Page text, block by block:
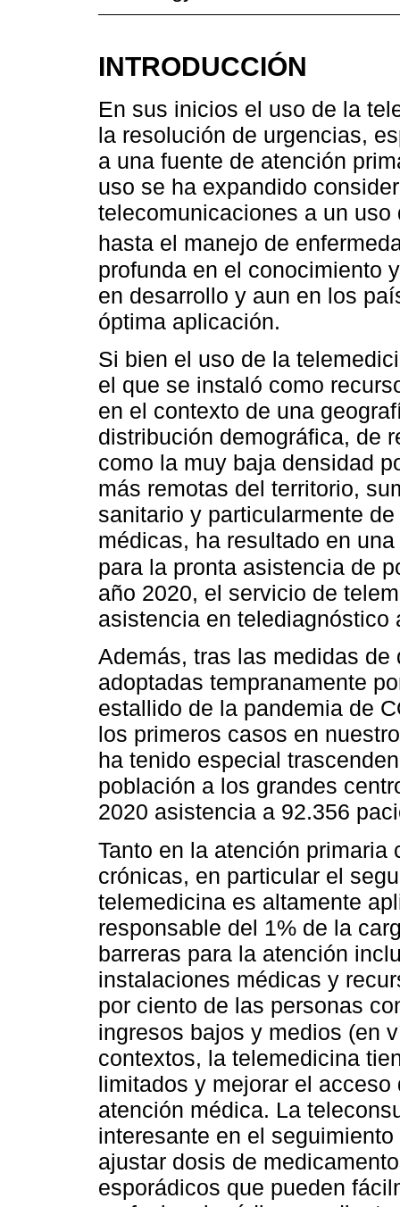
INTRODUCCIÓN
En sus inicios el uso de la
la resolución de urgencias,
a una fuente de atención
uso se ha expandido
telecomunicaciones a un
hasta el manejo de
profunda en el conocimiento
en desarrollo y aun en los
óptima aplicación.
Si bien el uso de la
el que se instaló como
en el contexto de una
distribución demográfica, de
como la muy baja densidad
más remotas del territorio,
sanitario y particularmente
médicas, ha resultado en
para la pronta asistencia de
año 2020, el servicio de
asistencia en telediagnóstico
Además, tras las medidas
adoptadas tempranamente
estallido de la pandemia de
los primeros casos en
ha tenido especial
población a los grandes
2020 asistencia a 92.356
Tanto en la atención
crónicas, en particular el
telemedicina es altamente
responsable del 1% de la
barreras para la atención
instalaciones médicas y
por ciento de las personas
ingresos bajos y medios (en
contextos, la telemedicina
limitados y mejorar el
atención médica. La
interesante en el
ajustar dosis de
esporádicos que pueden